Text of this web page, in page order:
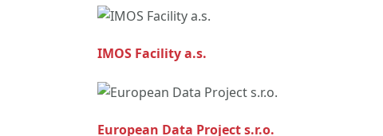
IMOS Facility a.s.
European Data Project s.r.o.